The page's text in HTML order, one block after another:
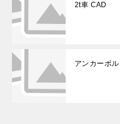
2t車 CAD
アンカーボ